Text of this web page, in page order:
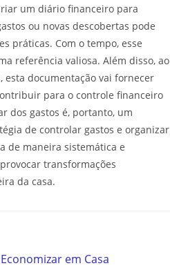
um diário financeiro para
ou novas descobertas pode
práticas. Com o tempo, esse
referência valiosa. Além disso, ao
documentação vai fornecer
para o controle financeiro
dos gastos é, portanto, um
de controlar gastos e organizar
de maneira sistemática e
transformações
da casa.
em Casa